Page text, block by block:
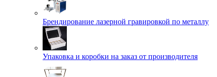
Брендирование лазерной гравировкой по металлу
Упаковка и коробки на заказ от производителя